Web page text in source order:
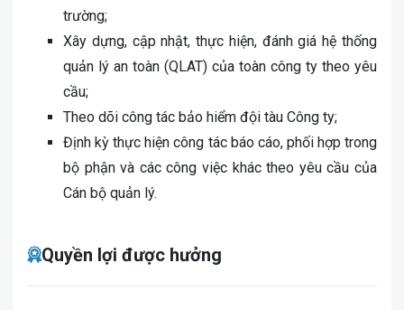
trường;
Xây dựng, cập nhật, thực hiện, đánh giá hệ thống
quản lý an toàn (QLAT) của toàn công ty theo yêu
cầu;
Theo dõi công tác bảo hiểm đội tàu Công ty;
Định kỳ thực hiện công tác báo cáo, phối hợp trong
bộ phận và các công việc khác theo yêu cầu của
Cán bộ quản lý.
Quyền lợi được hưởng